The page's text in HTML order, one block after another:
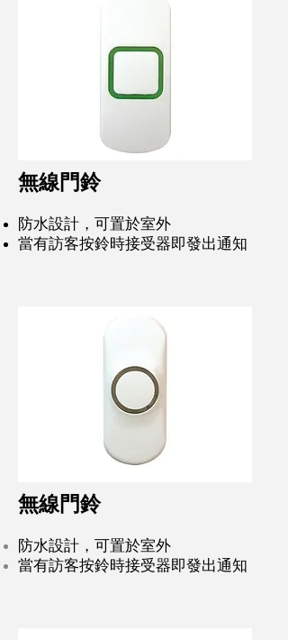
無線門鈴
防水設計，可置於室外
當有訪客按鈴時接受器即發出通知
無線門鈴
防水設計，可置於室外
當有訪客按鈴時接受器即發出通知